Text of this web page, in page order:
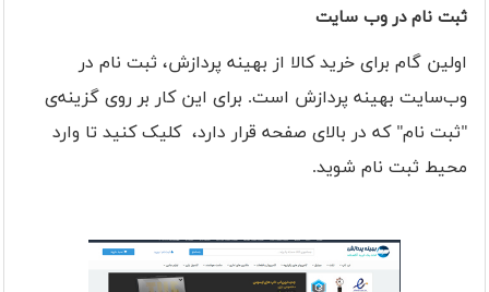
ثبت نام در وب سایت
اولین گام برای خرید کالا از بهینه پردازش، ثبت نام در
وب‌سایت بهینه پردازش است. برای این کار بر روی گزینه‌ی
"ثبت نام" که در بالای صفحه قرار دارد، کلیک کنید تا وارد
محیط ثبت نام شوید.